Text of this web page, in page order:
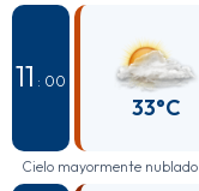
11 : 00
33°C
Cielo mayormente nublado